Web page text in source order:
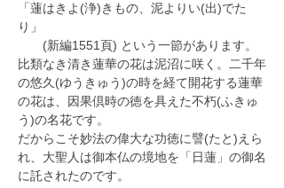
「蓮はきよ(浄)きもの、泥よりい(出)でた
り」
(新編1551頁) という一節があります。
比類なき清き蓮華の花は泥沼に咲く。二千年
の悠久(ゆうきゅう)の時を経て開花する蓮華
の花は、因果倶時の徳を具えた不朽(ふきゅ
う)の名花です。
だからこそ妙法の偉大な功徳に譬(たと)えら
れ、大聖人は御本仏の境地を「日蓮」の御名
に託されたのです。